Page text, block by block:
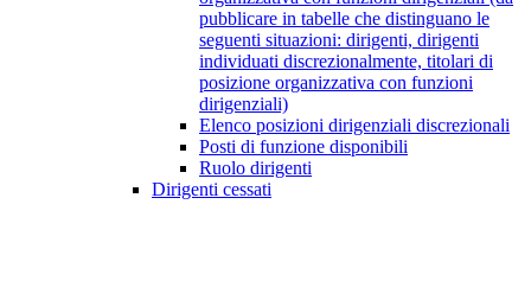
pubblicare in tabelle che distinguano le
seguenti situazioni: dirigenti, dirigenti
individuati discrezionalmente, titolari di
posizione organizzativa con funzioni
dirigenziali)
Elenco posizioni dirigenziali discrezionali
Posti di funzione disponibili
Ruolo dirigenti
Dirigenti cessati